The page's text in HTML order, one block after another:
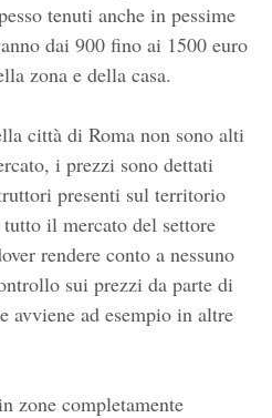
tenuti anche in pessime
dai 900 fino ai 1500 euro
zona e della casa.
città di Roma non sono alti
i prezzi sono dettati
presenti sul territorio
il mercato del settore
rendere conto a nessuno
sui prezzi da parte di
avviene ad esempio in altre
zone completamente